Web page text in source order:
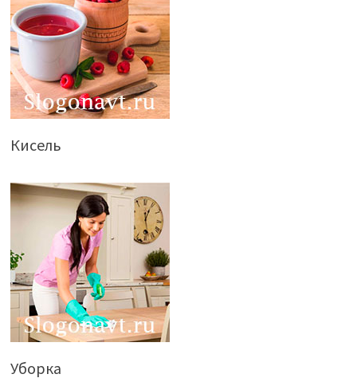
Кисель
Уборка